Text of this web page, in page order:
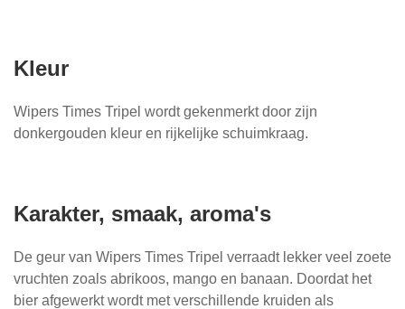
Kleur
Wipers Times Tripel wordt gekenmerkt door zijn
donkergouden kleur en rijkelijke schuimkraag.
Karakter, smaak, aroma's
De geur van Wipers Times Tripel verraadt lekker veel zoete
vruchten zoals abrikoos, mango en banaan. Doordat het
bier afgewerkt wordt met verschillende kruiden als